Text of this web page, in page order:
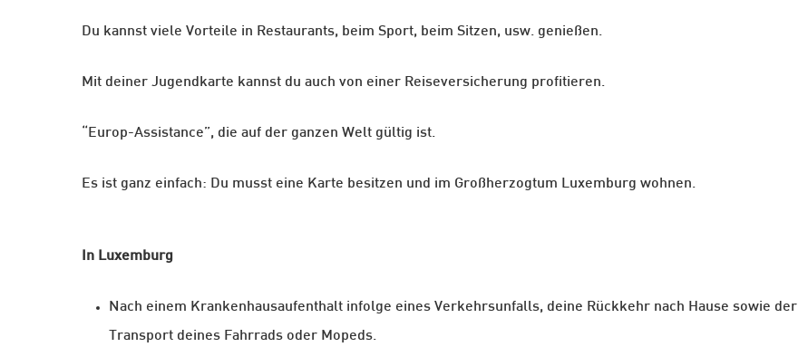
Du kannst viele Vorteile in Restaurants, beim Sport, beim Sitzen, usw. genießen.
Mit deiner Jugendkarte kannst du auch von einer Reiseversicherung profitieren.
“Europ-Assistance”, die auf der ganzen Welt gültig ist.
Es ist ganz einfach: Du musst eine Karte besitzen und im Großherzogtum Luxemburg wohnen.
In Luxemburg
Nach einem Krankenhausaufenthalt infolge eines Verkehrsunfalls, deine Rückkehr nach Hause sowie der
Transport deines Fahrrads oder Mopeds.